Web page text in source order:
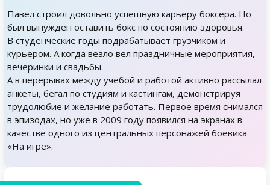
Павел строил довольно успешную карьеру боксера. Но
был вынужден оставить бокс по состоянию здоровья.
В студенческие годы подрабатывает грузчиком и
курьером. А когда везло вел праздничные мероприятия,
вечеринки и свадьбы.
А в перерывах между учебой и работой активно рассылал
анкеты, бегал по студиям и кастингам, демонстрируя
трудолюбие и желание работать. Первое время снимался
в эпизодах, но уже в 2009 году появился на экранах в
качестве одного из центральных персонажей боевика
«На игре».